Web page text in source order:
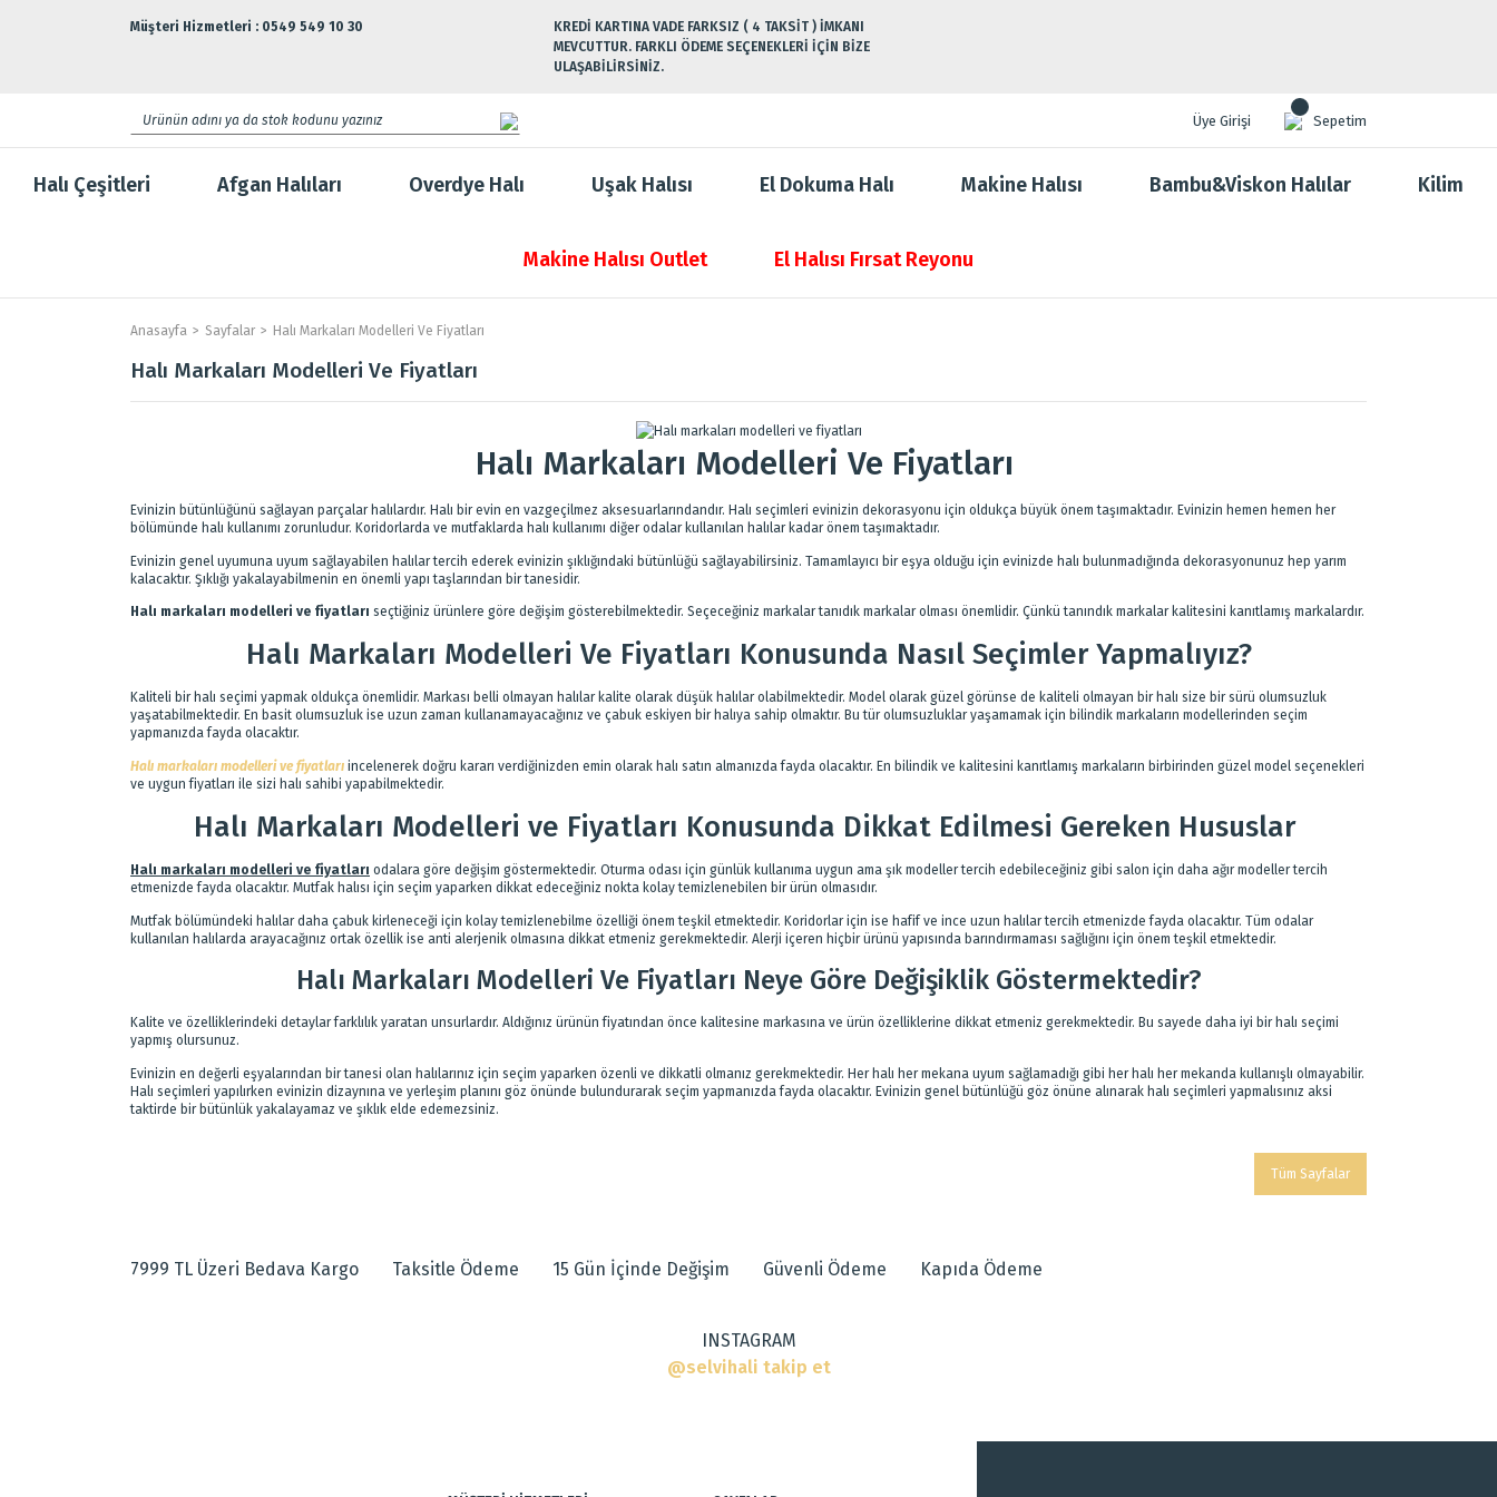
Müşteri Hizmetleri : 0549 549 10 30
KREDİ KARTINA VADE FARKSIZ ( 4 TAKSİT ) İMKANI
MEVCUTTUR. FARKLI ÖDEME SEÇENEKLERİ İÇİN BİZE
ULAŞABİLİRSİNİZ.
Üye Girişi Sepetim
Halı Çeşitleri Afgan Halıları Overdye Halı Uşak Halısı El Dokuma Halı Makine Halısı Bambu&Viskon Halılar Kilim
Makine Halısı Outlet El Halısı Fırsat Reyonu
Anasayfa Sayfalar Halı Markaları Modelleri Ve Fiyatları
Halı Markaları Modelleri Ve Fiyatları
Halı Markaları Modelleri Ve Fiyatları
Evinizin bütünlüğünü sağlayan parçalar halılardır. Halı bir evin en vazgeçilmez aksesuarlarındandır. Halı seçimleri evinizin dekorasyonu için oldukça büyük önem taşımaktadır. Evinizin hemen hemen her
bölümünde halı kullanımı zorunludur. Koridorlarda ve mutfaklarda halı kullanımı diğer odalar kullanılan halılar kadar önem taşımaktadır.
Evinizin genel uyumuna uyum sağlayabilen halılar tercih ederek evinizin şıklığındaki bütünlüğü sağlayabilirsiniz. Tamamlayıcı bir eşya olduğu için evinizde halı bulunmadığında dekorasyonunuz hep yarım
kalacaktır. Şıklığı yakalayabilmenin en önemli yapı taşlarından bir tanesidir.
Halı markaları modelleri ve fiyatları seçtiğiniz ürünlere göre değişim gösterebilmektedir. Seçeceğiniz markalar tanıdık markalar olması önemlidir. Çünkü tanındık markalar kalitesini kanıtlamış markalardır.
Halı Markaları Modelleri Ve Fiyatları Konusunda Nasıl Seçimler Yapmalıyız?
Kaliteli bir halı seçimi yapmak oldukça önemlidir. Markası belli olmayan halılar kalite olarak düşük halılar olabilmektedir. Model olarak güzel görünse de kaliteli olmayan bir halı size bir sürü olumsuzluk
yaşatabilmektedir. En basit olumsuzluk ise uzun zaman kullanamayacağınız ve çabuk eskiyen bir halıya sahip olmaktır. Bu tür olumsuzluklar yaşamamak için bilindik markaların modellerinden seçim
yapmanızda fayda olacaktır.
Halı markaları modelleri ve fiyatları incelenerek doğru kararı verdiğinizden emin olarak halı satın almanızda fayda olacaktır. En bilindik ve kalitesini kanıtlamış markaların birbirinden güzel model seçenekleri
ve uygun fiyatları ile sizi halı sahibi yapabilmektedir.
Halı Markaları Modelleri ve Fiyatları Konusunda Dikkat Edilmesi Gereken Hususlar
Halı markaları modelleri ve fiyatları odalara göre değişim göstermektedir. Oturma odası için günlük kullanıma uygun ama şık modeller tercih edebileceğiniz gibi salon için daha ağır modeller tercih
etmenizde fayda olacaktır. Mutfak halısı için seçim yaparken dikkat edeceğiniz nokta kolay temizlenebilen bir ürün olmasıdır.
Mutfak bölümündeki halılar daha çabuk kirleneceği için kolay temizlenebilme özelliği önem teşkil etmektedir. Koridorlar için ise hafif ve ince uzun halılar tercih etmenizde fayda olacaktır. Tüm odalar
kullanılan halılarda arayacağınız ortak özellik ise anti alerjenik olmasına dikkat etmeniz gerekmektedir. Alerji içeren hiçbir ürünü yapısında barındırmaması sağlığını için önem teşkil etmektedir.
Halı Markaları Modelleri Ve Fiyatları Neye Göre Değişiklik Göstermektedir?
Kalite ve özelliklerindeki detaylar farklılık yaratan unsurlardır. Aldığınız ürünün fiyatından önce kalitesine markasına ve ürün özelliklerine dikkat etmeniz gerekmektedir. Bu sayede daha iyi bir halı seçimi
yapmış olursunuz.
Evinizin en değerli eşyalarından bir tanesi olan halılarınız için seçim yaparken özenli ve dikkatli olmanız gerekmektedir. Her halı her mekana uyum sağlamadığı gibi her halı her mekanda kullanışlı olmayabilir.
Halı seçimleri yapılırken evinizin dizaynına ve yerleşim planını göz önünde bulundurarak seçim yapmanızda fayda olacaktır. Evinizin genel bütünlüğü göz önüne alınarak halı seçimleri yapmalısınız aksi
taktirde bir bütünlük yakalayamaz ve şıklık elde edemezsiniz.
Tüm Sayfalar
7999 TL Üzeri Bedava Kargo Taksitle Ödeme 15 Gün İçinde Değişim Güvenli Ödeme Kapıda Ödeme
INSTAGRAM
@selvihali takip et